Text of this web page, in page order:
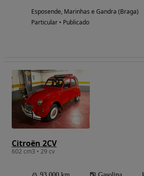
Esposende, Marinhas e Gandra (Braga)
Particular • Publicado
Citroën 2CV
602 cm3 • 29 cv